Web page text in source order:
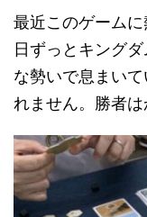
最近このゲーム
日ずっとキング
な勢いで息まい
れません。勝者は